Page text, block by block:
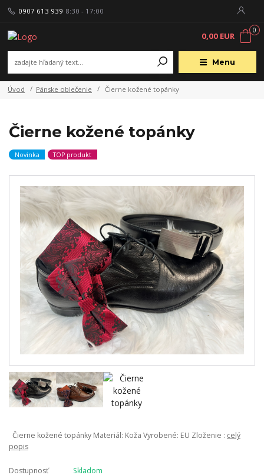
Menu
0907 613 939 8:30 - 17:00
0
0,00 EUR
Úvod Pánske oblečenie Čierne kožené topánky
Čierne kožené topánky
Novinka TOP produkt
Čierne kožené topánky Materiál: Koža Vyrobené: EU Zloženie : celý
popis
Dostupnosť
Skladom